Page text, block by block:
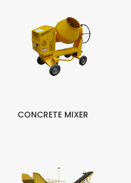
CONCRETE MIXER